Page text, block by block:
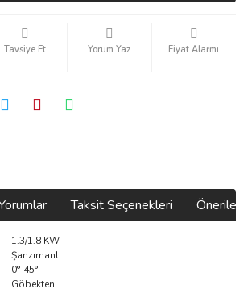
Tavsiye Et Yorum Yaz Fiyat Alarmı
Taksit Seçenekleri
1.3/1.8 KW
Şanzımanlı
0°-45°
Göbekten